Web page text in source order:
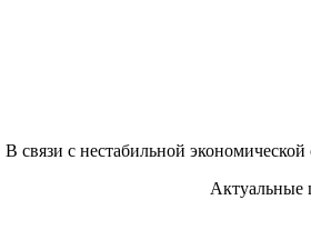
В связи с нестабильной
Актуальные